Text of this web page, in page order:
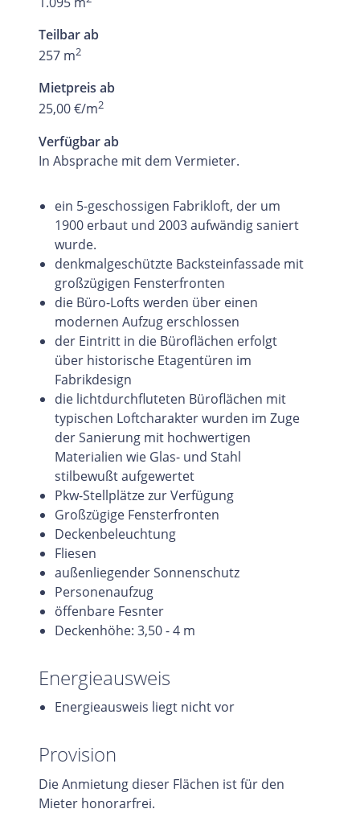
Teilbar ab
257 m2
Mietpreis ab
25,00 €/m2
Verfügbar ab
In Absprache mit dem Vermieter.
ein 5-geschossigen Fabrikloft, der um
1900 erbaut und 2003 aufwändig saniert
wurde.
denkmalgeschützte Backsteinfassade mit
großzügigen Fensterfronten
die Büro-Lofts werden über einen
modernen Aufzug erschlossen
der Eintritt in die Büroflächen erfolgt
über historische Etagentüren im
Fabrikdesign
die lichtdurchfluteten Büroflächen mit
typischen Loftcharakter wurden im Zuge
der Sanierung mit hochwertigen
Materialien wie Glas- und Stahl
stilbewußt aufgewertet
Pkw-Stellplätze zur Verfügung
Großzügige Fensterfronten
Deckenbeleuchtung
Fliesen
außenliegender Sonnenschutz
Personenaufzug
öffenbare Fesnter
Deckenhöhe: 3,50 - 4 m
Energieausweis
Energieausweis liegt nicht vor
Provision
Die Anmietung dieser Flächen ist für den
Mieter honorarfrei.